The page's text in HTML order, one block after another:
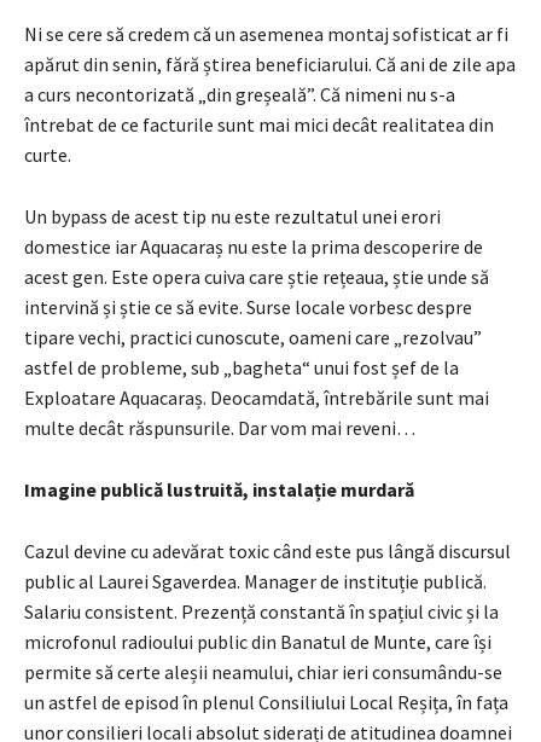
Ni se cere să credem că un asemenea montaj sofisticat ar fi
apărut din senin, fără știrea beneficiarului. Că ani de zile apa
a curs necontorizată „din greșeală”. Că nimeni nu s-a
întrebat de ce facturile sunt mai mici decât realitatea din
curte.
Un bypass de acest tip nu este rezultatul unei erori
domestice iar Aquacaraș nu este la prima descoperire de
acest gen. Este opera cuiva care știe rețeaua, știe unde să
intervină și știe ce să evite. Surse locale vorbesc despre
tipare vechi, practici cunoscute, oameni care „rezolvau”
astfel de probleme, sub „bagheta“ unui fost șef de la
Exploatare Aquacaraș. Deocamdată, întrebările sunt mai
multe decât răspunsurile. Dar vom mai reveni…
Imagine publică lustruită, instalație murdară
Cazul devine cu adevărat toxic când este pus lângă discursul
public al Laurei Sgaverdea. Manager de instituție publică.
Salariu consistent. Prezență constantă în spațiul civic și la
microfonul radioului public din Banatul de Munte, care își
permite să certe aleșii neamului, chiar ieri consumându-se
un astfel de episod în plenul Consiliului Local Reșița, în fața
unor consilieri locali absolut siderați de atitudinea doamnei